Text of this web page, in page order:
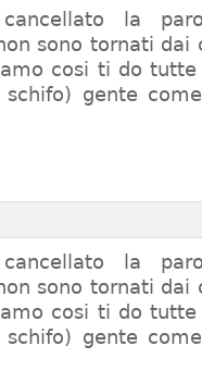
la
sono tornati dai
cosi ti do tutte
gente
la
sono tornati dai
cosi ti do tutte
gente